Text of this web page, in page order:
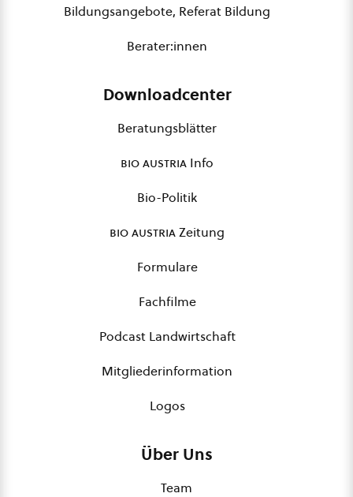
Bildungsangebote, Referat Bildung
Berater:innen
Downloadcenter
Beratungsblätter
bio austria Info
Bio-Politik
bio austriaZeitung
Formulare
Fachfilme
Podcast Landwirtschaft
Mitgliederinformation
Logos
Über Uns
Team